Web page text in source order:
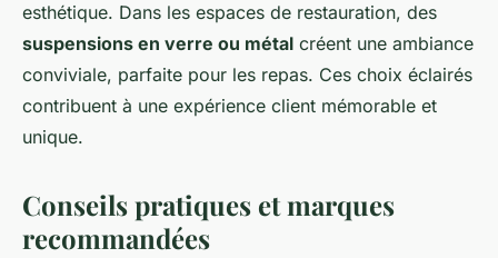
esthétique. Dans les espaces de restauration, des
suspensions en verre ou métal créent une ambiance
conviviale, parfaite pour les repas. Ces choix éclairés
contribuent à une expérience client mémorable et
unique.
Conseils pratiques et marques
recommandées